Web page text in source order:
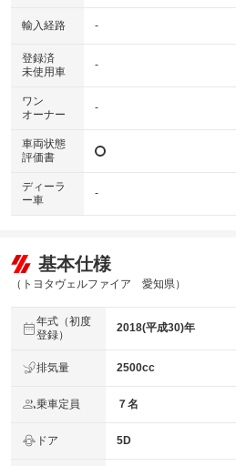
輸入経路 -
登録済
未使用車
-
ワン
オーナー
-
車両状態
評価書
ディーラ
ー車
-
基本仕様
（トヨタヴェルファイア 愛知県）
年式（初度
登録）
2018(平成30)年
排気量 2500cc
乗車定員 ７名
ドア 5D